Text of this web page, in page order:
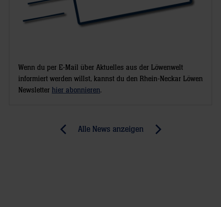
Wenn du per E-Mail über Aktuelles aus der Löwenwelt
informiert werden willst, kannst du den Rhein-Neckar Löwen
Newsletter hier abonnieren.
Alle News anzeigen